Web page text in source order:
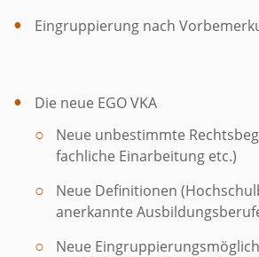
Eingruppierung nach
Die neue EGO VKA
Neue unbestimmte
fachliche Einarbeitung etc.)
Neue Definitionen
anerkannte
Neue